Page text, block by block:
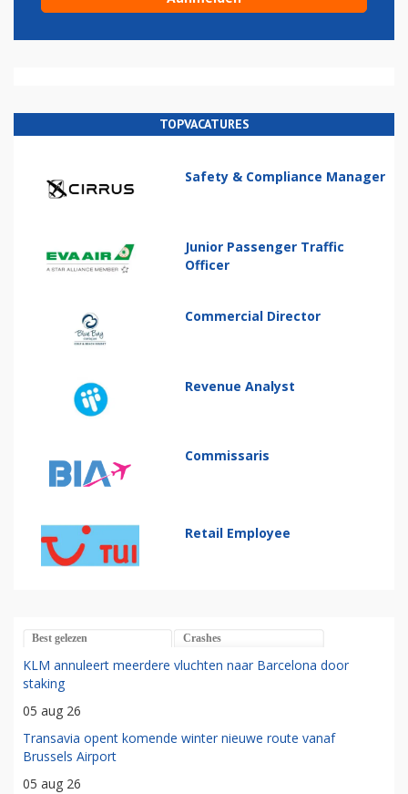
TOPVACATURES
Safety & Compliance Manager
Junior Passenger Traffic
Officer
Commercial Director
Revenue Analyst
Commissaris
Retail Employee
Best gelezen Crashes
KLM annuleert meerdere vluchten naar Barcelona door
staking
05 aug 26
Transavia opent komende winter nieuwe route vanaf
Brussels Airport
05 aug 26